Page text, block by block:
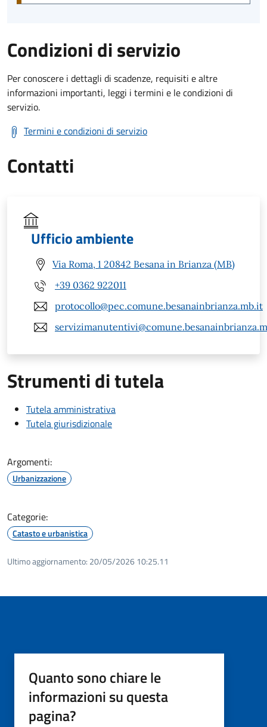
Condizioni di servizio
Per conoscere i dettagli di scadenze, requisiti e altre
informazioni importanti, leggi i termini e le condizioni di
servizio.
Termini e condizioni di servizio
Contatti
Ufficio ambiente
Via Roma, 1 20842 Besana in Brianza (MB)
+39 0362 922011
protocollo@pec.comune.besanainbrianza.mb.it
Strumenti di tutela
Tutela amministrativa
Tutela giurisdizionale
Argomenti:
Urbanizzazione
Categorie:
Catasto e urbanistica
Ultimo aggiornamento: 20/05/2026 10:25.11
Quanto sono chiare le
informazioni su questa
pagina?